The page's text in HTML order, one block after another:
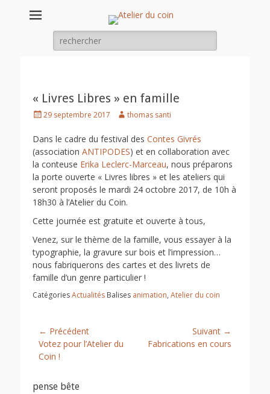
Atelier du coin
un atelier chantier d'insertion de l'association Arc en ciel
Rechercher :
« Livres Libres » en famille
Posted
29 septembre 2017 Authorthomas santi
Dans le cadre du festival des Contes Givrés
(association ANTIPODES) et en collaboration avec
la conteuse Erika Leclerc-Marceau, nous préparons
la porte ouverte « Livres libres » et les ateliers qui
seront proposés le mardi 24 octobre 2017, de 10h à
18h30 à l’Atelier du Coin.
Cette journée est gratuite et ouverte à tous,
Venez, sur le thème de la famille, vous essayer à la
typographie, la gravure sur bois et l’impression…
nous fabriquerons des cartes et des livrets de
famille d’un genre particulier !
CatégoriesActualités Balises animation, Atelier du coin
Navigation
de
l’article
← Précédent
Article
précédent :
Votez pour l’Atelier du
Coin !
Suivant →
ArticleFabrications en cours
pense bête